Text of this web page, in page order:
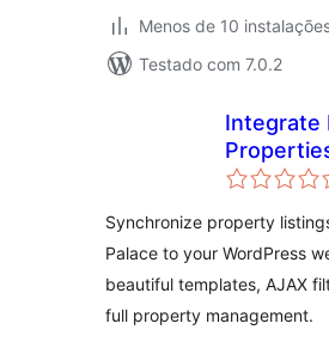
Menos de 10
Testado com 7.0.2
Integrate
Synchronize property
Palace to your WordPress
beautiful templates, AJAX
full property management.